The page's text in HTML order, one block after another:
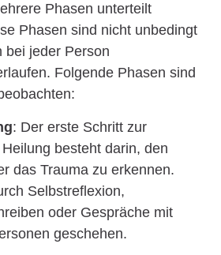
Phasen unterteilt
Phasen sind nicht unbedingt
bei jeder Person
Folgende Phasen sind
: Der erste Schritt zur
besteht darin, den
das Trauma zu erkennen.
Selbstreflexion,
oder Gespräche mit
geschehen.